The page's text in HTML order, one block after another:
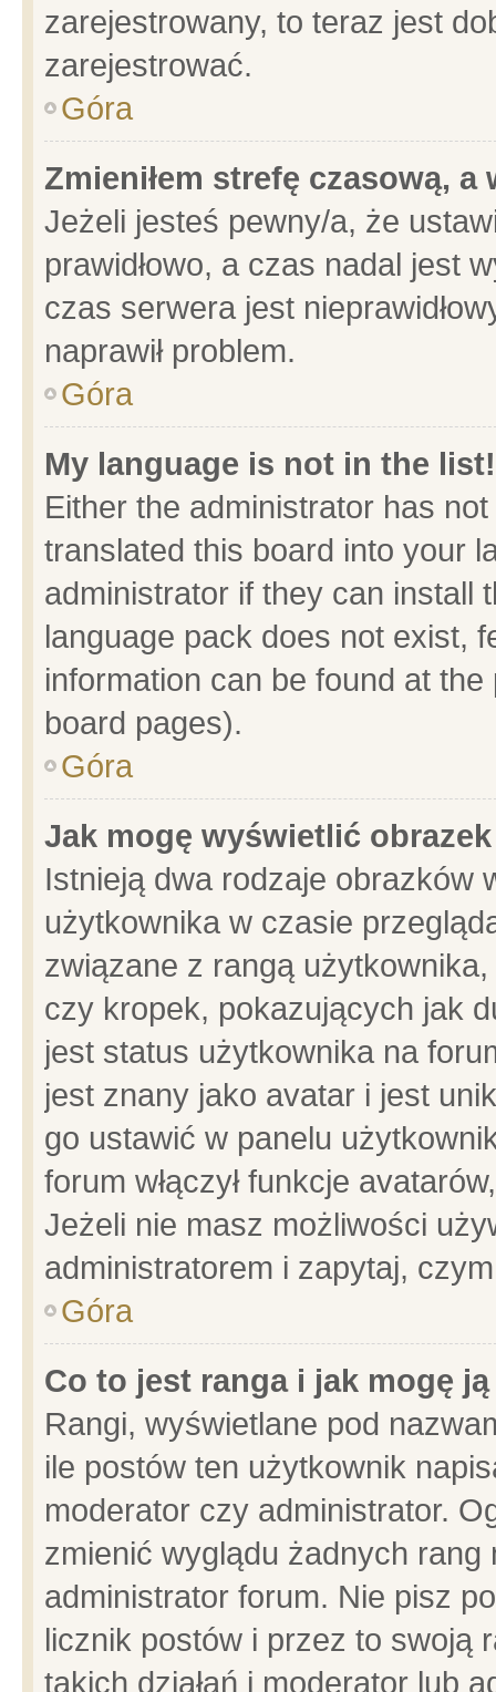
zarejestrowany, to teraz jest
zarejestrować.
Góra
Zmieniłem strefę czasową,
Jeżeli jesteś pewny/a, że
prawidłowo, a czas nadal jest
czas serwera jest
naprawił problem.
Góra
My language is not in the list!
Either the administrator has
translated this board into your
administrator if they can install
language pack does not exist,
information can be found at
board pages).
Góra
Jak mogę wyświetlić
Istnieją dwa rodzaje obrazków
użytkownika w czasie
związane z rangą
czy kropek, pokazujących jak
jest status użytkownika na
jest znany jako avatar i jest
go ustawić w panelu
forum włączył funkcje
Jeżeli nie masz możliwości
administratorem i zapytaj,
Góra
Co to jest ranga i jak mogę
Rangi, wyświetlane pod
ile postów ten użytkownik
moderator czy administrator.
zmienić wyglądu żadnych
administrator forum. Nie pisz
licznik postów i przez to swoją
takich działań i moderator lub